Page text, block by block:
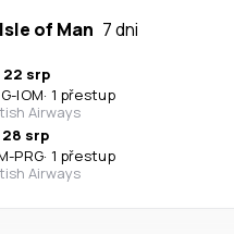
Isle of Man 7 dni
22 srp
-IOM· 1 přestup
Airways
28 srp
-PRG· 1 přestup
Airways